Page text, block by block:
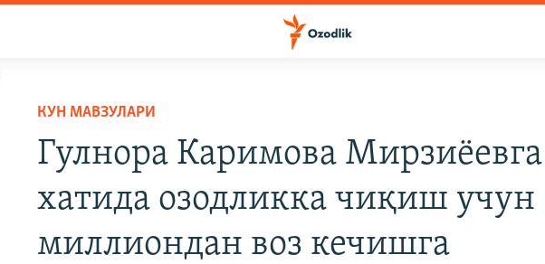
КУН МАВЗУЛАРИ
Гулнора Каримова Мирзиëевга
хатида озодликка чиқиш учун
миллиондан воз кечишга